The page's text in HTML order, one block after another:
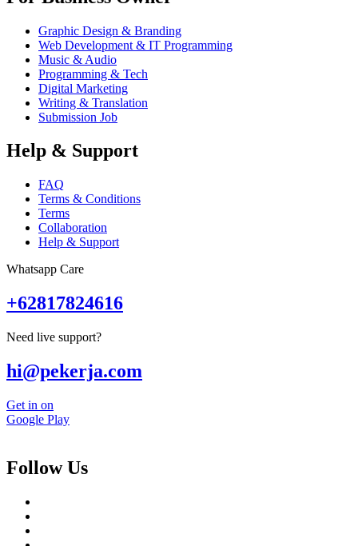
Graphic Design & Branding
Web Development & IT Programming
Music & Audio
Programming & Tech
Digital Marketing
Writing & Translation
Submission Job
Help & Support
FAQ
Terms & Conditions
Terms
Collaboration
Help & Support
Whatsapp Care
+62817824616
Need live support?
hi@pekerja.com
Get in on
Google Play
Follow Us